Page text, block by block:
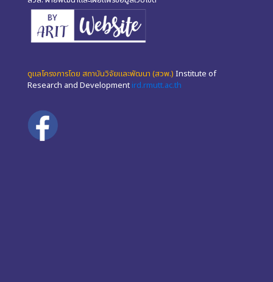
ดูแลโครงการโดย สถาบันวิจัยและพัฒนา (สวพ.) Institute of
Research and Development ird.rmutt.ac.th